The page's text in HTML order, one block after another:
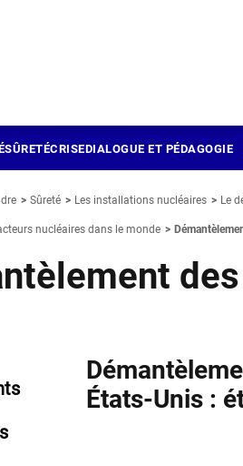
SÛRETÉCRISEDIALOGUE ET PÉDAGOGIE
Sûreté Les installations nucléaires Le
nucléaires dans le monde
États-Unis :